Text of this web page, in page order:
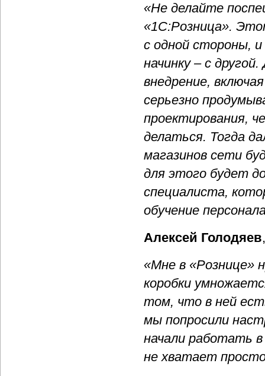
«Не делайте
«1С:Розница».
с одной стороны,
начинку – с
внедрение,
серьезно
проектирования,
делаться. Тогда
магазинов сети
для этого будет
специалиста,
обучение
Алексей Голодяев
«Мне в «Рознице»
коробки
том, что в ней
мы попросили
начали работать
не хватает